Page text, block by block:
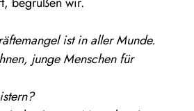
ist in aller Munde.
junge Menschen für